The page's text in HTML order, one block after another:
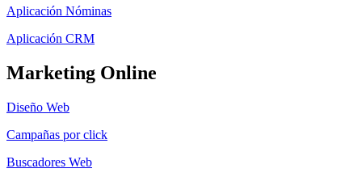
Aplicación Nóminas
Aplicación CRM
Marketing Online
Diseño Web
Campañas por click
Buscadores Web